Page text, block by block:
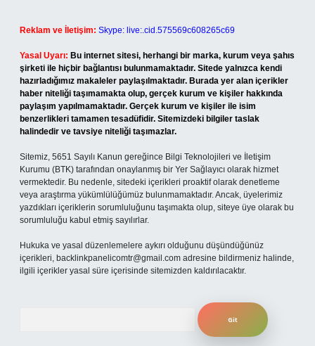
Reklam ve İletişim: Skype: live:.cid.575569c608265c69
Yasal Uyarı: Bu internet sitesi, herhangi bir marka, kurum veya şahıs
şirketi ile hiçbir bağlantısı bulunmamaktadır. Sitede yalnızca kendi
hazırladığımız makaleler paylaşılmaktadır. Burada yer alan içerikler
haber niteliği taşımamakta olup, gerçek kurum ve kişiler hakkında
paylaşım yapılmamaktadır. Gerçek kurum ve kişiler ile isim
benzerlikleri tamamen tesadüfidir. Sitemizdeki bilgiler taslak
halindedir ve tavsiye niteliği taşımazlar.
Sitemiz, 5651 Sayılı Kanun gereğince Bilgi Teknolojileri ve İletişim
Kurumu (BTK) tarafından onaylanmış bir Yer Sağlayıcı olarak hizmet
vermektedir. Bu nedenle, sitedeki içerikleri proaktif olarak denetleme
veya araştırma yükümlülüğümüz bulunmamaktadır. Ancak, üyelerimiz
yazdıkları içeriklerin sorumluluğunu taşımakta olup, siteye üye olarak bu
sorumluluğu kabul etmiş sayılırlar.
Hukuka ve yasal düzenlemelere aykırı olduğunu düşündüğünüz
içerikleri, backlinkpanelicomtr@gmail.com adresine bildirmeniz halinde,
ilgili içerikler yasal süre içerisinde sitemizden kaldırılacaktır.